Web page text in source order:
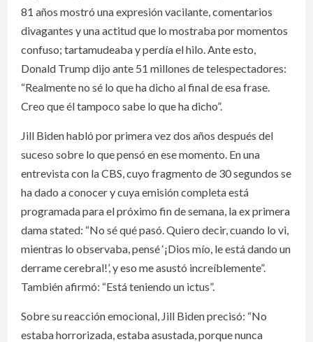
81 años mostró una expresión vacilante, comentarios
divagantes y una actitud que lo mostraba por momentos
confuso; tartamudeaba y perdía el hilo. Ante esto,
Donald Trump dijo ante 51 millones de telespectadores:
“Realmente no sé lo que ha dicho al final de esa frase.
Creo que él tampoco sabe lo que ha dicho”.
Jill Biden habló por primera vez dos años después del
suceso sobre lo que pensó en ese momento. En una
entrevista con la CBS, cuyo fragmento de 30 segundos se
ha dado a conocer y cuya emisión completa está
programada para el próximo fin de semana, la ex primera
dama stated: “No sé qué pasó. Quiero decir, cuando lo vi,
mientras lo observaba, pensé ‘¡Dios mío, le está dando un
derrame cerebral!’, y eso me asustó increíblemente”.
También afirmó: “Está teniendo un ictus”.
Sobre su reacción emocional, Jill Biden precisó: “No
estaba horrorizada, estaba asustada, porque nunca